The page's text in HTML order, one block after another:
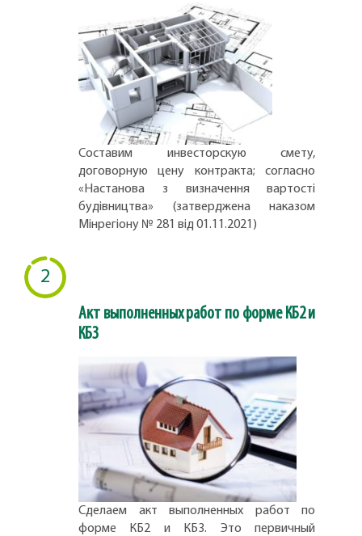
Составим инвесторскую смету,
договорную цену контракта; согласно
«Настанова з визначення вартості
будівництва» (затверджена наказом
Мінрегіону № 281 від 01.11.2021)
2
Акт выполненных работ по форме КБ2 и
КБ3
Сделаем акт выполненных работ по
форме КБ2 и КБ3. Это первичный